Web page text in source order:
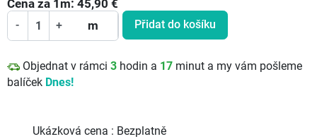
Cena za 1 m: 45,90 €
- + m Přidat do košíku
Objednat v rámci 3 hodin a 17 minut a my vám pošleme
balíček Dnes!
Ukázková cena : Bezplatně